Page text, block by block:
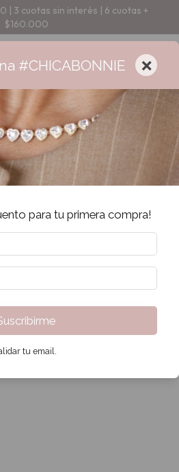
| 3 cuotas sin interés | 6 cuotas +
$160.000
#CHICABONNIE ×
para tu primera compra!
tu email.